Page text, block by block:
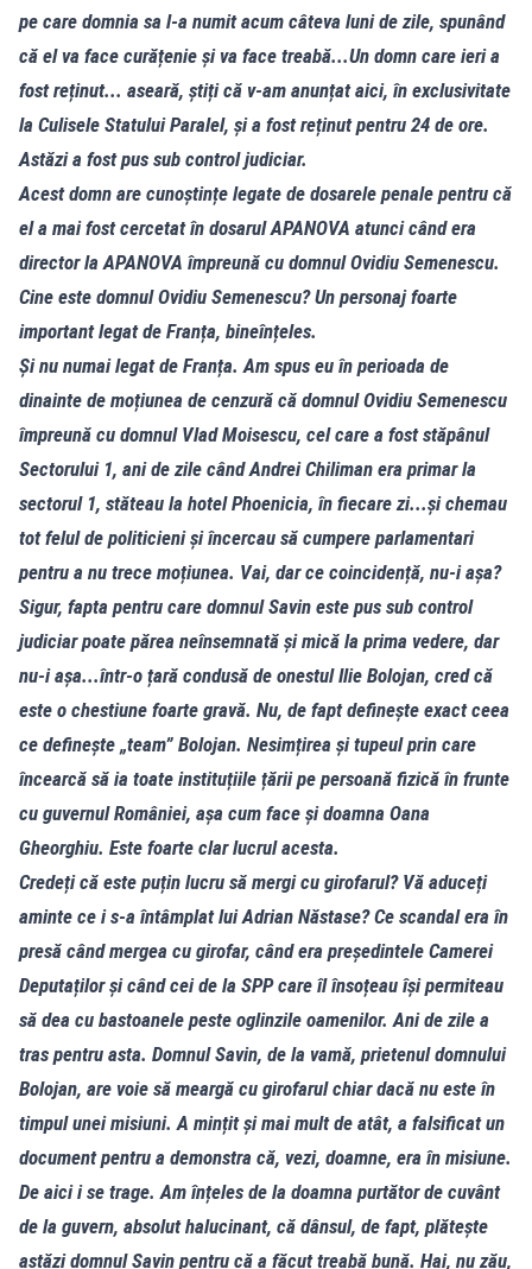
pe care domnia sa l-a numit acum câteva luni de zile, spunând
că el va face curățenie și va face treabă...Un domn care ieri a
fost reținut... aseară, știți că v-am anunțat aici, în exclusivitate
la Culisele Statului Paralel, și a fost reținut pentru 24 de ore.
Astăzi a fost pus sub control judiciar.
Acest domn are cunoștințe legate de dosarele penale pentru că
el a mai fost cercetat în dosarul APANOVA atunci când era
director la APANOVA împreună cu domnul Ovidiu Semenescu.
Cine este domnul Ovidiu Semenescu? Un personaj foarte
important legat de Franța, bineînțeles.
Și nu numai legat de Franța. Am spus eu în perioada de
dinainte de moțiunea de cenzură că domnul Ovidiu Semenescu
împreună cu domnul Vlad Moisescu, cel care a fost stăpânul
Sectorului 1, ani de zile când Andrei Chiliman era primar la
sectorul 1, stăteau la hotel Phoenicia, în fiecare zi...și chemau
tot felul de politicieni și încercau să cumpere parlamentari
pentru a nu trece moțiunea. Vai, dar ce coincidență, nu-i așa?
Sigur, fapta pentru care domnul Savin este pus sub control
judiciar poate părea neînsemnată și mică la prima vedere, dar
nu-i așa...într-o țară condusă de onestul Ilie Bolojan, cred că
este o chestiune foarte gravă. Nu, de fapt definește exact ceea
ce definește „team” Bolojan. Nesimțirea și tupeul prin care
încearcă să ia toate instituțiile țării pe persoană fizică în frunte
cu guvernul României, așa cum face și doamna Oana
Gheorghiu. Este foarte clar lucrul acesta.
Credeți că este puțin lucru să mergi cu girofarul? Vă aduceți
aminte ce i s-a întâmplat lui Adrian Năstase? Ce scandal era în
presă când mergea cu girofar, când era președintele Camerei
Deputaților și când cei de la SPP care îl însoțeau își permiteau
să dea cu bastoanele peste oglinzile oamenilor. Ani de zile a
tras pentru asta. Domnul Savin, de la vamă, prietenul domnului
Bolojan, are voie să meargă cu girofarul chiar dacă nu este în
timpul unei misiuni. A mințit și mai mult de atât, a falsificat un
document pentru a demonstra că, vezi, doamne, era în misiune.
De aici i se trage. Am înțeles de la doamna purtător de cuvânt
de la guvern, absolut halucinant, că dânsul, de fapt, plătește
astăzi domnul Savin pentru că a făcut treabă bună. Hai, nu zău,